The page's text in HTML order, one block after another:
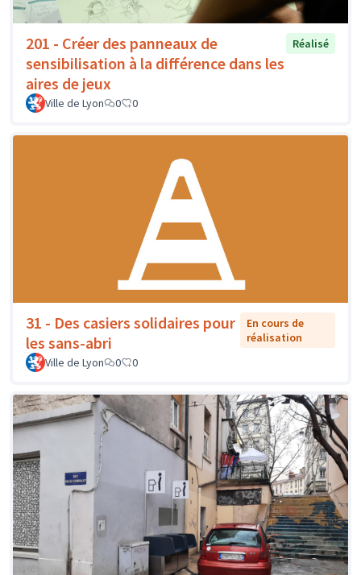
201 - Créer des panneaux de
sensibilisation à la différence dans les
aires de jeux
Réalisé
Ville de Lyon 0 0
31 - Des casiers solidaires pour
les sans-abri
En cours de
réalisation
Ville de Lyon
0 0